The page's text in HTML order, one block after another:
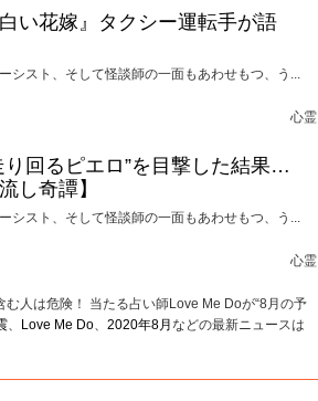
い花嫁』タクシー運転手が語
シスト、そして怪談師の一面もあわせもつ、う...
心霊
回るピエロ”を目撃した結果…
し奇譚】
シスト、そして怪談師の一面もあわせもつ、う...
心霊
人は危険！ 当たる占い師Love Me Doが“8月の予
、 Love Me Do、 2020年8月 などの最新ニュースは